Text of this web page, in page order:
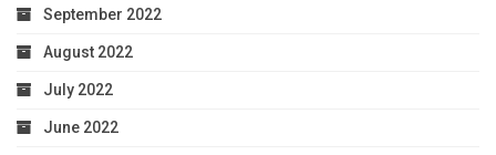
September 2022
August 2022
July 2022
June 2022